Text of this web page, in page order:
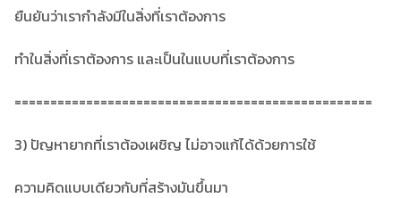
ยืนยันว่าเรากำลังมีในสิ่งที่เราต้องการ
ทำในสิ่งที่เราต้องการ และเป็นในแบบที่เราต้องการ
==================================================
3) ปัญหายากที่เราต้องเผชิญ ไม่อาจแก้ได้ด้วยการใช้
ความคิดแบบเดียวกับที่สร้างมันขึ้นมา